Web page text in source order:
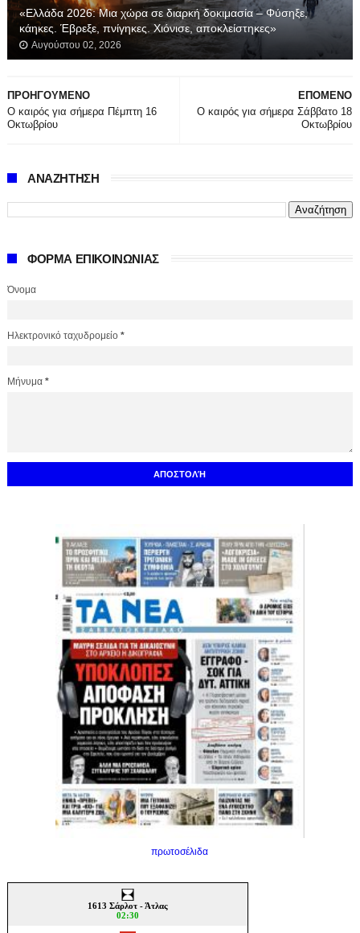
«Ελλάδα 2026: Μια χώρα σε διαρκή δοκιμασία – Φύσηξε,
κάηκες. Έβρεξε, πνίγηκες. Χιόνισε, αποκλείστηκες»
Αυγούστου 02, 2026
ΕΠΟΜΕΝΟ
Ο καιρός για σήμερα Σάββατο 18
Οκτωβρίου
ΠΡΟΗΓΟΥΜΕΝΟ
Ο καιρός για σήμερα Πέμπτη 16
Οκτωβρίου
ΑΝΑΖΗΤΗΣΗ
ΦΟΡΜΑ ΕΠΙΚΟΙΝΩΝΙΑΣ
Όνομα
Ηλεκτρονικό ταχυδρομείο *
Μήνυμα *
πρωτοσέλιδα